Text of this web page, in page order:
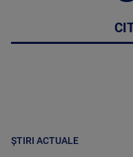
ȘTIRI ACTUALE